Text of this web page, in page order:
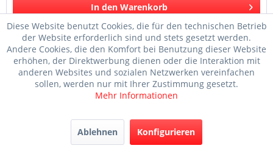
In den Warenkorb
Merken
Diese Website benutzt Cookies, die für den technischen Betrieb
der Website erforderlich sind und stets gesetzt werden.
Andere Cookies, die den Komfort bei Benutzung dieser Website
erhöhen, der Direktwerbung dienen oder die Interaktion mit
anderen Websites und sozialen Netzwerken vereinfachen
sollen, werden nur mit Ihrer Zustimmung gesetzt.
Mehr Informationen
Ablehnen Konfigurieren